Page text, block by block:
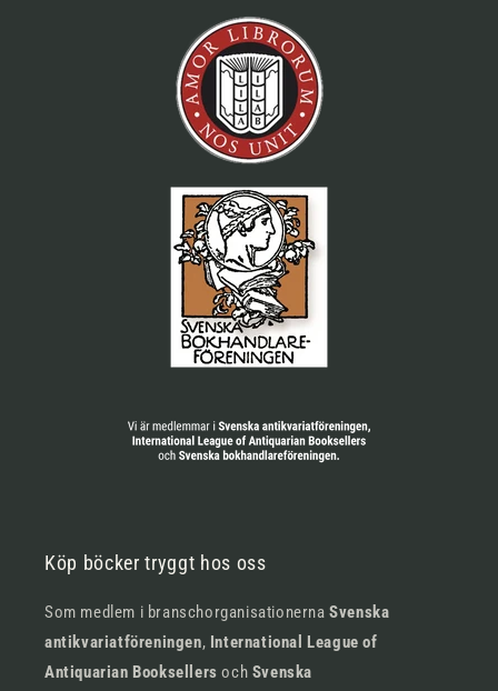
Köp böcker tryggt hos oss
Som medlem i branschorganisationernaSvenska
antikvariatföreningen, International League of
Antiquarian Booksellersoch Svenska